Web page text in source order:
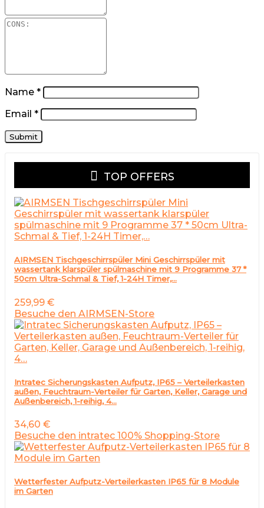
Name *
Email *
TOP OFFERS
AIRMSEN Tischgeschirrspüler Mini Geschirrspüler mit
wassertank klarspüler spülmaschine mit 9 Programme 37 *
50cm Ultra-Schmal & Tief, 1-24H Timer,…
259,99 €
Besuche den AIRMSEN-Store
Intratec Sicherungskasten Aufputz, IP65 – Verteilerkasten
außen, Feuchtraum-Verteiler für Garten, Keller, Garage und
Außenbereich, 1-reihig, 4…
34,60 €
Besuche den intratec 100% Shopping-Store
Wetterfester Aufputz-Verteilerkasten IP65 für 8 Module
im Garten